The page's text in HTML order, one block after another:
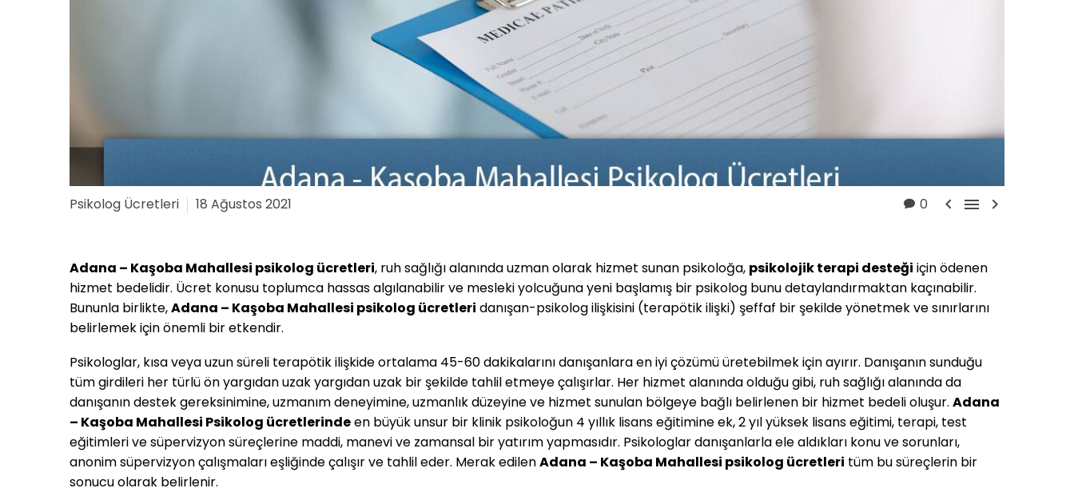
0   
Psikolog Ücretleri 18 Ağustos 2021
Adana – Kaşoba Mahallesi psikolog ücretleri, ruh sağlığı alanında uzman olarak hizmet sunan psikoloğa, psikolojik terapi desteği için ödenen
hizmet bedelidir. Ücret konusu toplumca hassas algılanabilir ve mesleki yolcuğuna yeni başlamış bir psikolog bunu detaylandırmaktan kaçınabilir.
Bununla birlikte,Adana – Kaşoba Mahallesi psikolog ücretleri danışan-psikolog ilişkisini (terapötik ilişki) şeffaf bir şekilde yönetmek ve sınırlarını
belirlemek için önemli bir etkendir.
Psikologlar, kısa veya uzun süreli terapötik ilişkide ortalama 45-60 dakikalarını danışanlara en iyi çözümü üretebilmek için ayırır. Danışanın sunduğu
tüm girdileri her türlü ön yargıdan uzak yargıdan uzak bir şekilde tahlil etmeye çalışırlar. Her hizmet alanında olduğu gibi, ruh sağlığı alanında da
danışanın destek gereksinimine, uzmanım deneyimine, uzmanlık düzeyine ve hizmet sunulan bölgeye bağlı belirlenen bir hizmet bedeli oluşur. Adana
– Kaşoba Mahallesi Psikolog ücretlerindeen büyük unsur bir klinik psikoloğun 4 yıllık lisans eğitimine ek, 2 yıl yüksek lisans eğitimi, terapi, test
eğitimleri ve süpervizyon süreçlerine maddi, manevi ve zamansal bir yatırım yapmasıdır. Psikologlar danışanlarla ele aldıkları konu ve sorunları,
anonim süpervizyon çalışmaları eşliğinde çalışır ve tahlil eder. Merak edilenAdana – Kaşoba Mahallesi psikolog ücretleri tüm bu süreçlerin bir
sonucu olarak belirlenir.